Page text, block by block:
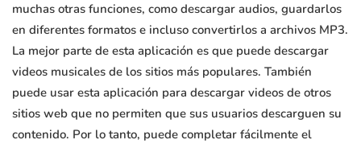
muchas otras funciones, como descargar audios, guardarlos
en diferentes formatos e incluso convertirlos a archivos MP3.
La mejor parte de esta aplicación es que puede descargar
videos musicales de los sitios más populares. También
puede usar esta aplicación para descargar videos de otros
sitios web que no permiten que sus usuarios descarguen su
contenido. Por lo tanto, puede completar fácilmente el